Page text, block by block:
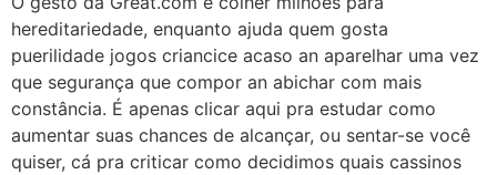
hereditariedade, enquanto ajuda quem gosta
puerilidade jogos criancice acaso an aparelhar uma vez
que segurança que compor an abichar com mais
constância. É apenas clicar aqui pra estudar como
aumentar suas chances de alcançar, ou sentar-se você
quiser, cá pra criticar como decidimos quais cassinos